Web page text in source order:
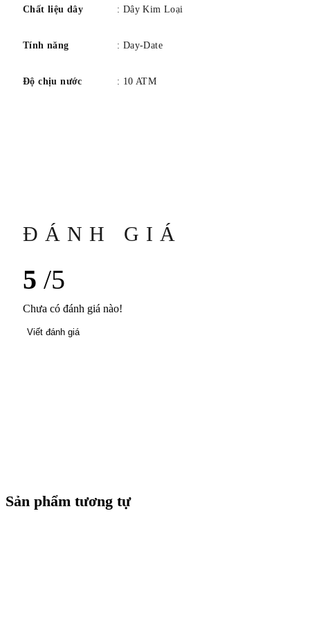
Chất liệu dây : Dây Kim Loại
Tính năng : Day-Date
Độ chịu nước : 10 ATM
ĐÁNH GIÁ
5 /5
Chưa có đánh giá nào!
Viết đánh giá
Sản phẩm tương tự